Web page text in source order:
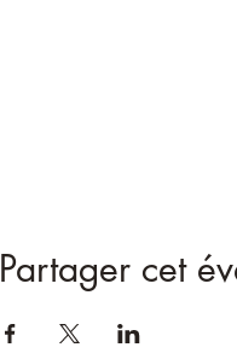
Partager cet